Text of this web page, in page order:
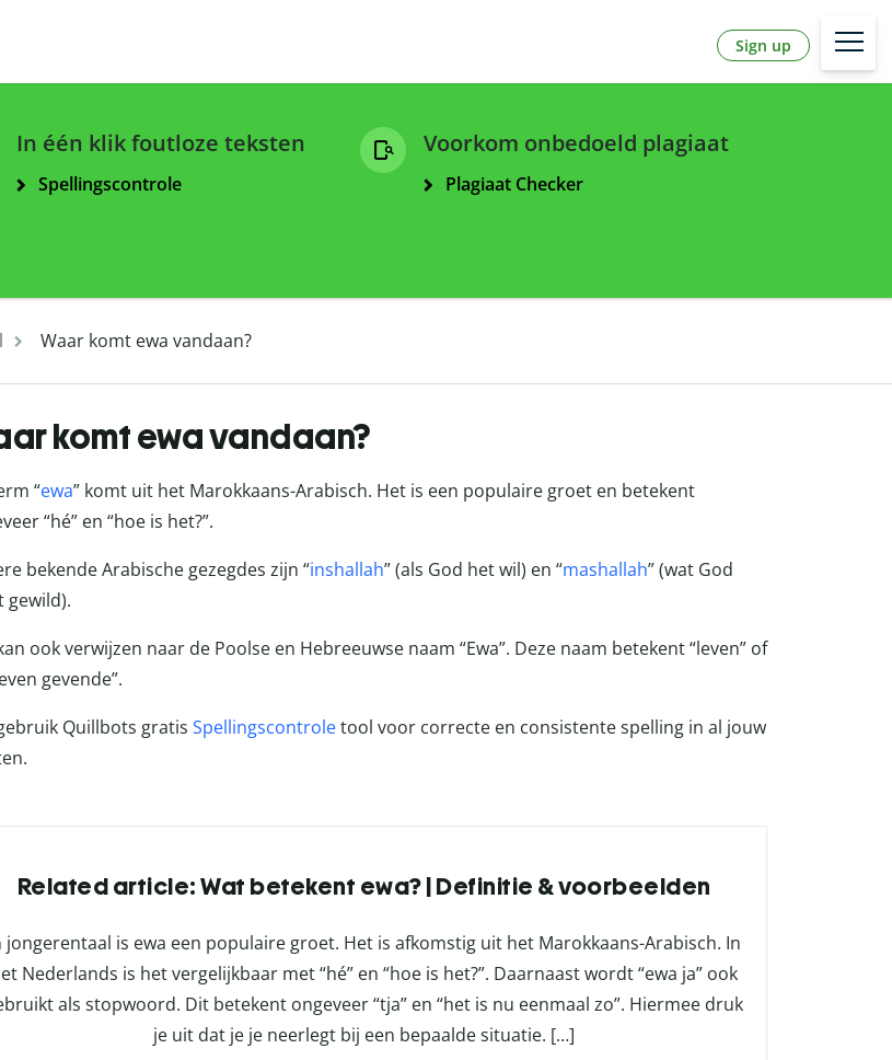
Sign up
In één klik foutloze teksten
Spellingscontrole
Voorkom onbedoeld plagiaat
Plagiaat Checker
Waar komt ewa vandaan?
komt ewa vandaan?
“ewa” komt uit het Marokkaans-Arabisch. Het is een populaire groet en betekent
“hé” en “hoe is het?”.
bekende Arabische gezegdes zijn “inshallah” (als God het wil) en “mashallah” (wat God
gewild).
ook verwijzen naar de Poolse en Hebreeuwse naam “Ewa”. Deze naam betekent “leven” of
gevende”.
Quillbots gratis Spellingscontroletool voor correcte en consistente spelling in al jouw
Related article: Wat betekent ewa? | Definitie & voorbeelden
jongerentaal is ewa een populaire groet. Het is afkomstig uit het Marokkaans-Arabisch. In
Nederlands is het vergelijkbaar met “hé” en “hoe is het?”. Daarnaast wordt “ewa ja” ook
als stopwoord. Dit betekent ongeveer “tja” en “het is nu eenmaal zo”. Hiermee druk
je uit dat je je neerlegt bij een bepaalde situatie. […]